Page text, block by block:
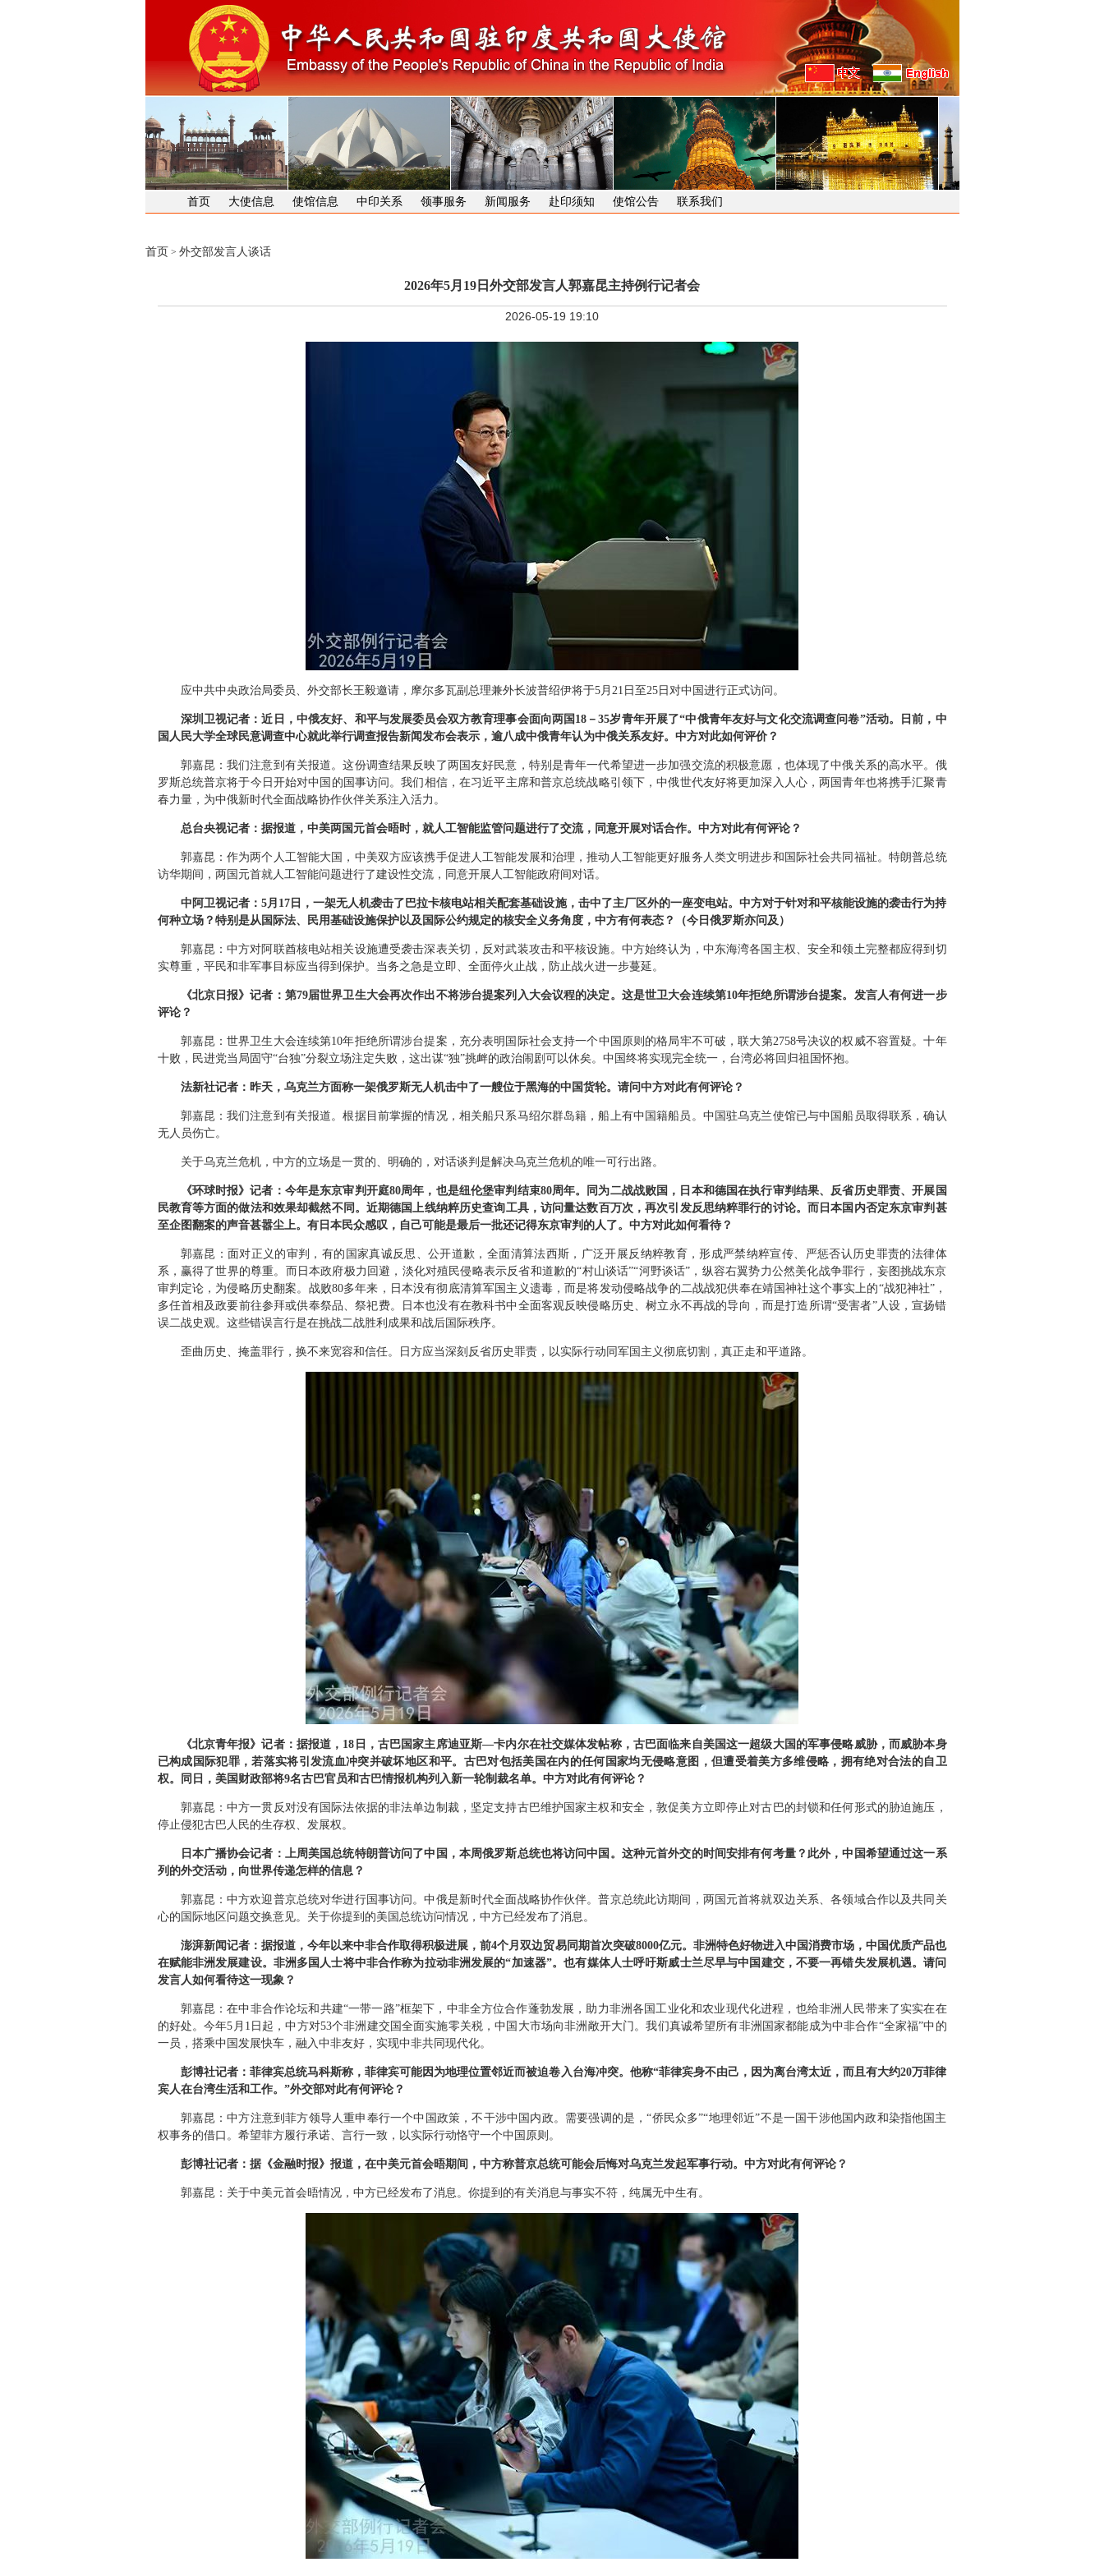
首页 大使信息 使馆信息 中印关系 领事服务 新闻服务 赴印须知 使馆公告 联系我们
首页 > 外交部发言人谈话
2026年5月19日外交部发言人郭嘉昆主持例行记者会
2026-05-19 19:10
应中共中央政治局委员、外交部长王毅邀请，摩尔多瓦副总理兼外长波普绍伊将于5月21日至25日对中国进行正式访问。
深圳卫视记者：近日，中俄友好、和平与发展委员会双方教育理事会面向两国18－35岁青年开展了“中俄青年友好与文化交流调查问卷”活动。日前，中
国人民大学全球民意调查中心就此举行调查报告新闻发布会表示，逾八成中俄青年认为中俄关系友好。中方对此如何评价？
郭嘉昆：我们注意到有关报道。这份调查结果反映了两国友好民意，特别是青年一代希望进一步加强交流的积极意愿，也体现了中俄关系的高水平。俄
罗斯总统普京将于今日开始对中国的国事访问。我们相信，在习近平主席和普京总统战略引领下，中俄世代友好将更加深入人心，两国青年也将携手汇聚青
春力量，为中俄新时代全面战略协作伙伴关系注入活力。
总台央视记者：据报道，中美两国元首会晤时，就人工智能监管问题进行了交流，同意开展对话合作。中方对此有何评论？
郭嘉昆：作为两个人工智能大国，中美双方应该携手促进人工智能发展和治理，推动人工智能更好服务人类文明进步和国际社会共同福祉。特朗普总统
访华期间，两国元首就人工智能问题进行了建设性交流，同意开展人工智能政府间对话。
中阿卫视记者：5月17日，一架无人机袭击了巴拉卡核电站相关配套基础设施，击中了主厂区外的一座变电站。中方对于针对和平核能设施的袭击行为持
何种立场？特别是从国际法、民用基础设施保护以及国际公约规定的核安全义务角度，中方有何表态？（今日俄罗斯亦问及）
郭嘉昆：中方对阿联酋核电站相关设施遭受袭击深表关切，反对武装攻击和平核设施。中方始终认为，中东海湾各国主权、安全和领土完整都应得到切
实尊重，平民和非军事目标应当得到保护。当务之急是立即、全面停火止战，防止战火进一步蔓延。
《北京日报》记者：第79届世界卫生大会再次作出不将涉台提案列入大会议程的决定。这是世卫大会连续第10年拒绝所谓涉台提案。发言人有何进一步
评论？
郭嘉昆：世界卫生大会连续第10年拒绝所谓涉台提案，充分表明国际社会支持一个中国原则的格局牢不可破，联大第2758号决议的权威不容置疑。十年
十败，民进党当局固守“台独”分裂立场注定失败，这出谋“独”挑衅的政治闹剧可以休矣。中国终将实现完全统一，台湾必将回归祖国怀抱。
法新社记者：昨天，乌克兰方面称一架俄罗斯无人机击中了一艘位于黑海的中国货轮。请问中方对此有何评论？
郭嘉昆：我们注意到有关报道。根据目前掌握的情况，相关船只系马绍尔群岛籍，船上有中国籍船员。中国驻乌克兰使馆已与中国船员取得联系，确认
无人员伤亡。
关于乌克兰危机，中方的立场是一贯的、明确的，对话谈判是解决乌克兰危机的唯一可行出路。
《环球时报》记者：今年是东京审判开庭80周年，也是纽伦堡审判结束80周年。同为二战战败国，日本和德国在执行审判结果、反省历史罪责、开展国
民教育等方面的做法和效果却截然不同。近期德国上线纳粹历史查询工具，访问量达数百万次，再次引发反思纳粹罪行的讨论。而日本国内否定东京审判甚
至企图翻案的声音甚嚣尘上。有日本民众感叹，自己可能是最后一批还记得东京审判的人了。中方对此如何看待？
郭嘉昆：面对正义的审判，有的国家真诚反思、公开道歉，全面清算法西斯，广泛开展反纳粹教育，形成严禁纳粹宣传、严惩否认历史罪责的法律体
系，赢得了世界的尊重。而日本政府极力回避，淡化对殖民侵略表示反省和道歉的“村山谈话”“河野谈话”，纵容右翼势力公然美化战争罪行，妄图挑战东京
审判定论，为侵略历史翻案。战败80多年来，日本没有彻底清算军国主义遗毒，而是将发动侵略战争的二战战犯供奉在靖国神社这个事实上的“战犯神社”，
多任首相及政要前往参拜或供奉祭品、祭祀费。日本也没有在教科书中全面客观反映侵略历史、树立永不再战的导向，而是打造所谓“受害者”人设，宣扬错
误二战史观。这些错误言行是在挑战二战胜利成果和战后国际秩序。
歪曲历史、掩盖罪行，换不来宽容和信任。日方应当深刻反省历史罪责，以实际行动同军国主义彻底切割，真正走和平道路。
《北京青年报》记者：据报道，18日，古巴国家主席迪亚斯—卡内尔在社交媒体发帖称，古巴面临来自美国这一超级大国的军事侵略威胁，而威胁本身
已构成国际犯罪，若落实将引发流血冲突并破坏地区和平。古巴对包括美国在内的任何国家均无侵略意图，但遭受着美方多维侵略，拥有绝对合法的自卫
权。同日，美国财政部将9名古巴官员和古巴情报机构列入新一轮制裁名单。中方对此有何评论？
郭嘉昆：中方一贯反对没有国际法依据的非法单边制裁，坚定支持古巴维护国家主权和安全，敦促美方立即停止对古巴的封锁和任何形式的胁迫施压，
停止侵犯古巴人民的生存权、发展权。
日本广播协会记者：上周美国总统特朗普访问了中国，本周俄罗斯总统也将访问中国。这种元首外交的时间安排有何考量？此外，中国希望通过这一系
列的外交活动，向世界传递怎样的信息？
郭嘉昆：中方欢迎普京总统对华进行国事访问。中俄是新时代全面战略协作伙伴。普京总统此访期间，两国元首将就双边关系、各领域合作以及共同关
心的国际地区问题交换意见。关于你提到的美国总统访问情况，中方已经发布了消息。
澎湃新闻记者：据报道，今年以来中非合作取得积极进展，前4个月双边贸易同期首次突破8000亿元。非洲特色好物进入中国消费市场，中国优质产品也
在赋能非洲发展建设。非洲多国人士将中非合作称为拉动非洲发展的“加速器”。也有媒体人士呼吁斯威士兰尽早与中国建交，不要一再错失发展机遇。请问
发言人如何看待这一现象？
郭嘉昆：在中非合作论坛和共建“一带一路”框架下，中非全方位合作蓬勃发展，助力非洲各国工业化和农业现代化进程，也给非洲人民带来了实实在在
的好处。今年5月1日起，中方对53个非洲建交国全面实施零关税，中国大市场向非洲敞开大门。我们真诚希望所有非洲国家都能成为中非合作“全家福”中的
一员，搭乘中国发展快车，融入中非友好，实现中非共同现代化。
彭博社记者：菲律宾总统马科斯称，菲律宾可能因为地理位置邻近而被迫卷入台海冲突。他称“菲律宾身不由己，因为离台湾太近，而且有大约20万菲律
宾人在台湾生活和工作。”外交部对此有何评论？
郭嘉昆：中方注意到菲方领导人重申奉行一个中国政策，不干涉中国内政。需要强调的是，“侨民众多”“地理邻近”不是一国干涉他国内政和染指他国主
权事务的借口。希望菲方履行承诺、言行一致，以实际行动恪守一个中国原则。
彭博社记者：据《金融时报》报道，在中美元首会晤期间，中方称普京总统可能会后悔对乌克兰发起军事行动。中方对此有何评论？
郭嘉昆：关于中美元首会晤情况，中方已经发布了消息。你提到的有关消息与事实不符，纯属无中生有。